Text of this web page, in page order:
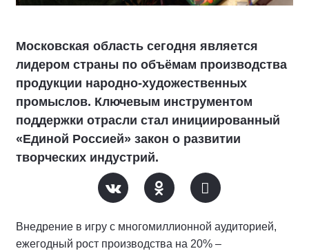
Московская область сегодня является
лидером страны по объёмам производства
продукции народно-художественных
промыслов. Ключевым инструментом
поддержки отрасли стал инициированный
«Единой Россией» закон о развитии
творческих индустрий.
Внедрение в игру с многомиллионной аудиторией,
ежегодный рост производства на 20% –